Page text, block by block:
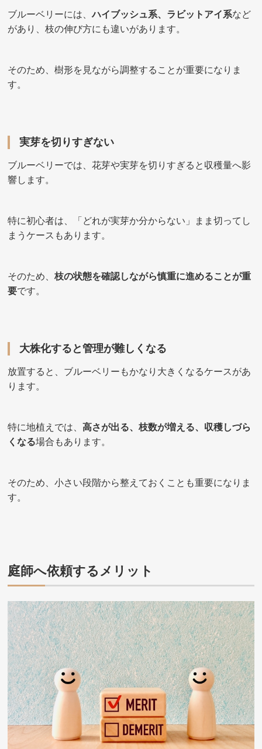
ブルーベリーには、ハイブッシュ系、ラビットアイ系など
があり、枝の伸び方にも違いがあります。
そのため、樹形を見ながら調整することが重要になりま
す。
実芽を切りすぎない
ブルーベリーでは、花芽や実芽を切りすぎると収穫量へ影
響します。
特に初心者は、「どれが実芽か分からない」まま切ってし
まうケースもあります。
そのため、枝の状態を確認しながら慎重に進めることが重
要です。
大株化すると管理が難しくなる
放置すると、ブルーベリーもかなり大きくなるケースがあ
ります。
特に地植えでは、高さが出る、枝数が増える、収穫しづら
くなる場合もあります。
そのため、小さい段階から整えておくことも重要になりま
す。
庭師へ依頼するメリット